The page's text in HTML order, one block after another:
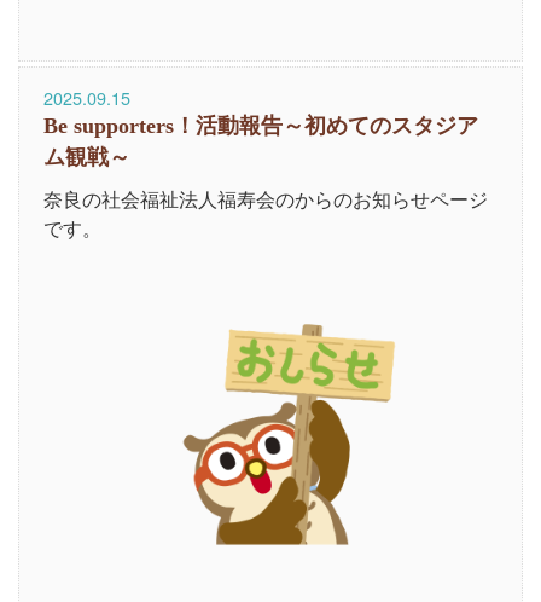
2025.09.15
Be supporters！活動報告～初めてのスタジア
ム観戦～
奈良の社会福祉法人福寿会のからのお知らせページ
です。